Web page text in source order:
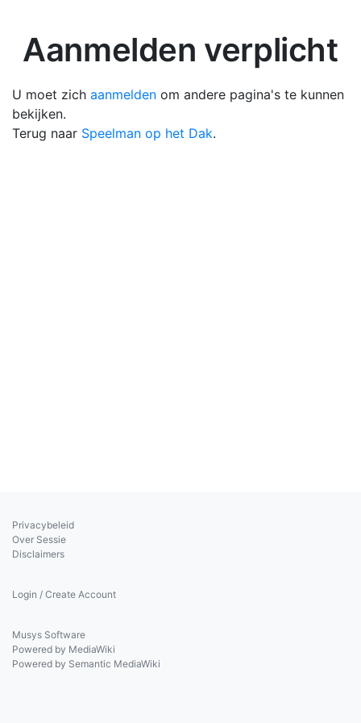
Aanmelden verplicht
U moet zich aanmelden om andere pagina's te kunnen
bekijken.
Terug naar Speelman op het Dak.
Privacybeleid
Over Sessie
Disclaimers
Login / Create Account
Musys Software
Powered by MediaWiki
Powered by Semantic MediaWiki